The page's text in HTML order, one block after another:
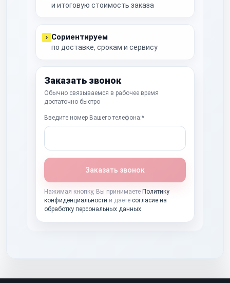
и итоговую стоимость заказа
Сориентируем
по доставке, срокам и сервису
Заказать звонок
Обычно связываемся в рабочее время
достаточно быстро
Введите номер Вашего телефона:*
Заказать звонок
Нажимая кнопку, Вы принимаете Политику
конфиденциальности и даёте согласие на
обработку персональных данных.